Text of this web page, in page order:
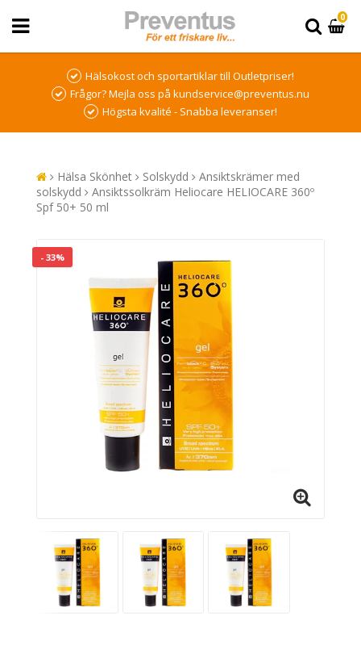
0
Hälsokost och sportartiklar till Outletpriser!
Frågor? Mejla oss på kundservice@preventus.nu
Högsta kvalité - Snabba leveranser!
Hälsa Skönhet Solskydd
Ansiktskrämer med
solskydd
Ansiktssolkräm Heliocare HELIOCARE 360º
Spf 50+ 50 ml
- 33%